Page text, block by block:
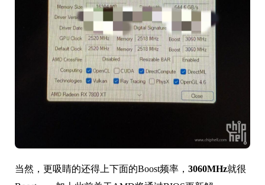
当然，更吸睛的还得上下面的Boost频率， 3060MHz就很